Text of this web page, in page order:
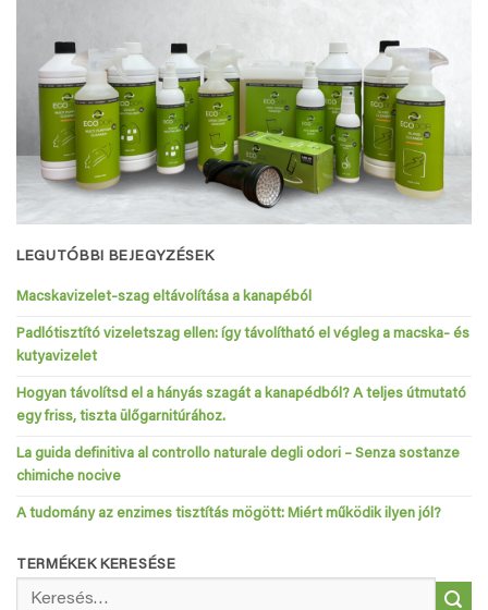
LEGUTÓBBI BEJEGYZÉSEK
Macskavizelet-szag eltávolítása a kanapéból
Padlótisztító vizeletszag ellen: így távolítható el végleg a macska- és
kutyavizelet
Hogyan távolítsd el a hányás szagát a kanapédból? A teljes útmutató
egy friss, tiszta ülőgarnitúrához.
La guida definitiva al controllo naturale degli odori – Senza sostanze
chimiche nocive
A tudomány az enzimes tisztítás mögött: Miért működik ilyen jól?
TERMÉKEK KERESÉSE